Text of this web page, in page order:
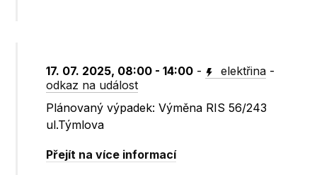
17. 07. 2025, 08:00 - 14:00 - elektřina -
odkaz na událost
Plánovaný výpadek: Výměna RIS 56/243
ul.Týmlova
Přejít na více informací